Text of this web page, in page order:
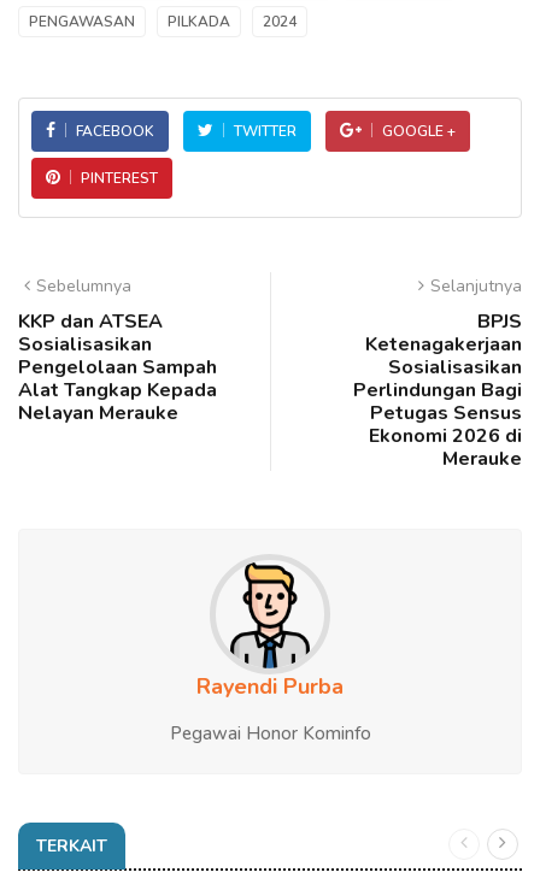
PENGAWASAN
PILKADA 2024
FACEBOOK TWITTER GOOGLE +
PINTEREST
Sebelumnya
KKP dan ATSEA
Sosialisasikan
Pengelolaan Sampah
Alat Tangkap Kepada
Nelayan Merauke
Selanjutnya
BPJS
Ketenagakerjaan
Sosialisasikan
Perlindungan Bagi
Petugas Sensus
Ekonomi 2026 di
Merauke
Rayendi Purba
Pegawai Honor Kominfo
TERKAIT